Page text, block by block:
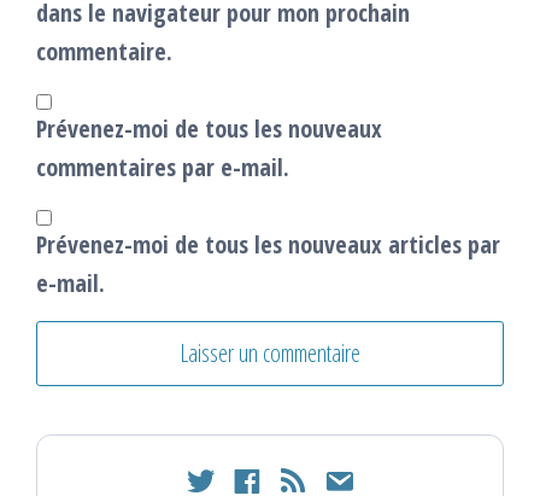
dans le navigateur pour mon prochain
commentaire.
Prévenez-moi de tous les nouveaux
commentaires par e-mail.
Prévenez-moi de tous les nouveaux articles par
e-mail.
twitter facebook
rss email